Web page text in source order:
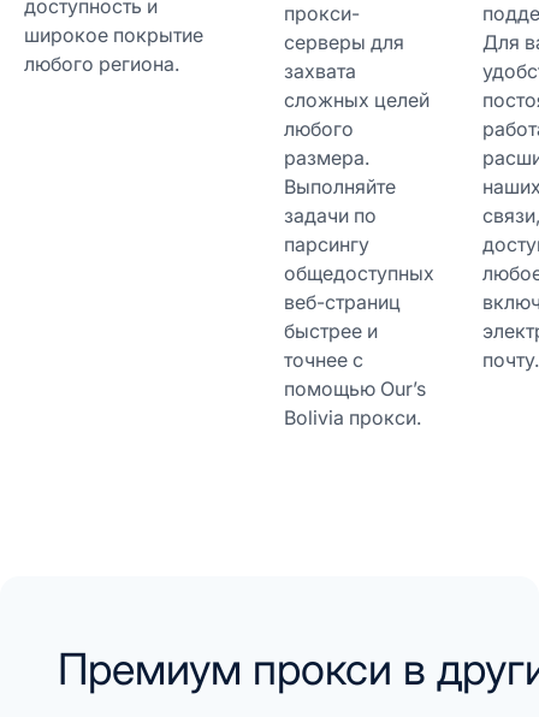
доступность и
широкое покрытие
любого региона.
прокси-
серверы для
захвата
сложных целей
любого
размера.
Выполняйте
задачи по
парсингу
общедоступных
веб-страниц
быстрее и
точнее с
помощью Our’s
Bolivia прокси.
Для
связи,
почту.
Премиум прокси в